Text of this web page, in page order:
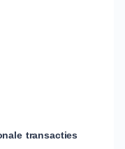
transacties